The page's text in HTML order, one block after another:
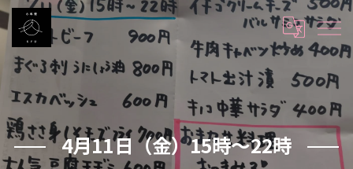
4月11日（金）15時〜22時